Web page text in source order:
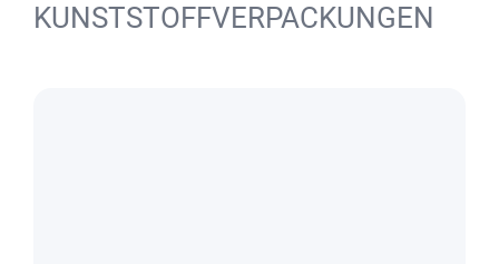
KUNSTSTOFFVERPACKUNGEN